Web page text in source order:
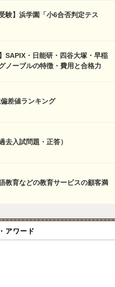
験】浜学園「小6合否判定テス
SAPIX・日能研・四谷大塚・早稲
ノーブルの特徴・費用と合格力
差値ランキング
去入試問題・正答）
教育などの教育サービスの顧客満
アワード